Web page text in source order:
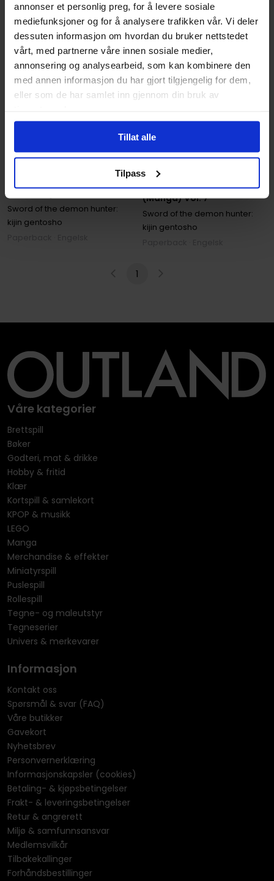
annonser et personlig preg, for å levere sosiale
mediefunksjoner og for å analysere trafikken vår. Vi deler
dessuten informasjon om hvordan du bruker nettstedet
vårt, med partnerne våre innen sosiale medier,
annonsering og analysearbeid, som kan kombinere den
med annen informasjon du har gjort tilgjengelig for dem,
eller som de har samlet inn gjennom din bruk av
Tillat alle
Tilpass
Sword of the demon hunter:
kijin gentosho
Sword of the Demon
Hunter: Kijin Gentosho
(Manga) Vol. 7
Motoo Nakanishi,Yu Satomi
Sword of the demon hunter:
kijin gentosho
1
Våre kategorier
Brettspill
Bøker
Godteri, mat & drikke
Hobby & fritid
Klær
Kortspill & samlekort
KPOP & musikk
LEGO
Manga
Merchandise & effekter
Miniatyrspill
Puslespill
Rollespill
Tegne- og maleutstyr
Tegneserier
Univers & merkevarer
Informasjon
Kontakt oss
Spørsmål & svar (FAQ)
Våre butikker
Gavekort
Nyhetsbrev
Personvernerklæring
Informasjonskapsler (cookies)
Betaling- & kjøpsbetingelser
Frakt- & leveringsbetingelser
Retur & angrerett
Miljø & samfunnsansvar
Medlemsvilkår
Tilbakekallinger
Forhåndsbestillinger